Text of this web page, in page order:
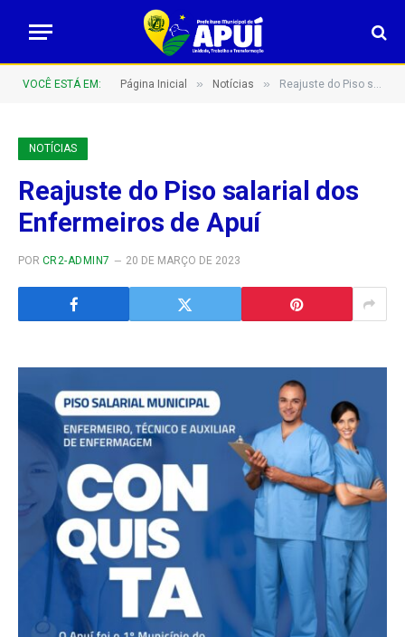
VOCÊ ESTÁ EM: Página Inicial » Notícias » Reajuste do Piso salarial dos Enfermeiros de Apuí
NOTÍCIAS
Reajuste do Piso salarial dos
Enfermeiros de Apuí
POR CR2-ADMIN7 20 DE MARÇO DE 2023